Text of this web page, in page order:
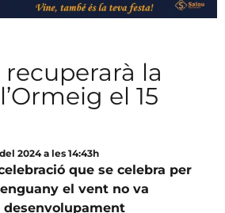
la
el 15
2024 a les 14:43h
que se celebra per
el vent no va